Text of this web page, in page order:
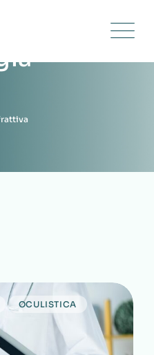
OCULISTICA